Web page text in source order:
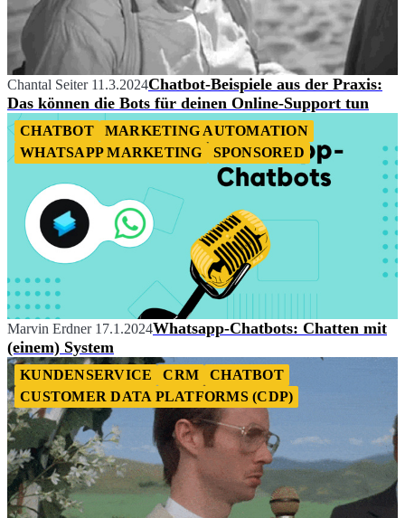
Chantal Seiter 11.3.2024Chatbot-Beispiele aus der Praxis:
Das können die Bots für deinen Online-Support tun
CHATBOT
MARKETING AUTOMATION
WHATSAPP MARKETING
SPONSORED
Marvin Erdner 17.1.2024Whatsapp-Chatbots: Chatten mit
(einem) System
KUNDENSERVICE CRM
CHATBOT
CUSTOMER DATA PLATFORMS (CDP)